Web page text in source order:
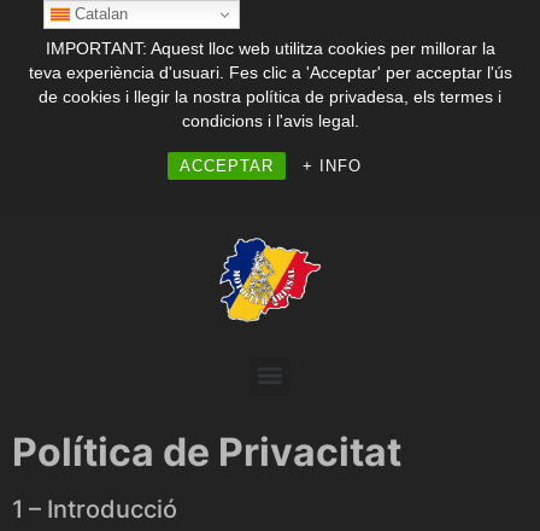
IMPORTANT: Aquest lloc web utilitza cookies per millorar la
teva experiència d'usuari. Fes clic a 'Acceptar' per acceptar l'ús
de cookies i llegir la nostra política de privadesa, els termes i
condicions i l'avis legal.
ACCEPTAR + INFO
Política de Privacitat
1 – Introducció
Catalan